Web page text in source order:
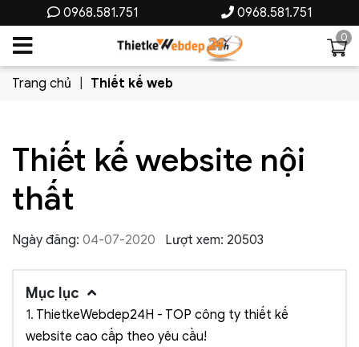
0968.581.751 0968.581.751
0
Trang chủ Thiết kế web
Thiết kế website nội
thất
Ngày đăng: 04-07-2020 Lượt xem: 20503
Mục lục
1. ThietkeWebdep24H - TOP công ty thiết kế
website cao cấp theo yêu cầu!